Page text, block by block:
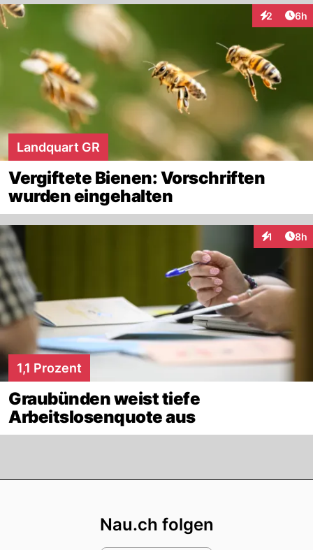
2 6h
Landquart GR
Vergiftete Bienen: Vorschriften
wurden eingehalten
1 8h
1,1 Prozent
Graubünden weist tiefe
Arbeitslosenquote aus
Nau.ch folgen